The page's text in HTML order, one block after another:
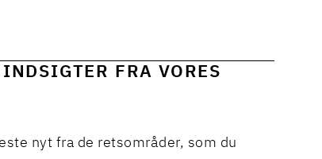
FRA VORES
nyt fra de retsområder, som du